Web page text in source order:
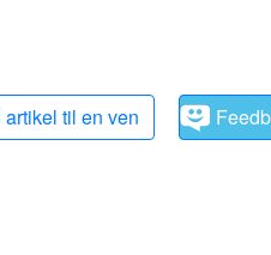
til en ven